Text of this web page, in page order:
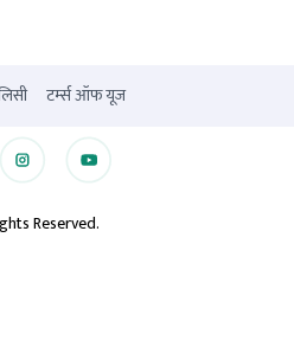
टर्म्स ऑफ यूज
Reserved.